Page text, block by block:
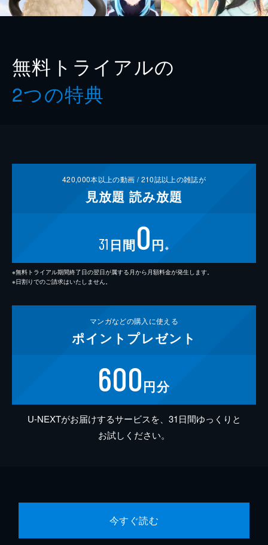
無料トライアルの
2つの特典
420,000本以上の動画 /210誌以上の雑誌が
見放題 読み放題
31 日間0円 ※
※無料トライアル期間終了日の翌日が属する月から月額料金が発生します。
※日割りでのご請求はいたしません。
マンガなどの購入に使える
ポイント プレゼント
600円分
U-NEXTがお届けするサービスを、31日間ゆっくりと
お試しください。
今すぐ読む